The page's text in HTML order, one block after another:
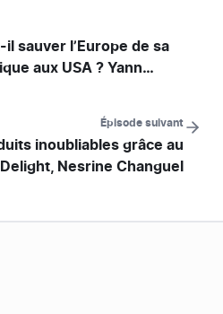
il sauver l’Europe de sa
aux USA ? Yann
Épisode suivant
inoubliables grâce au
Nesrine Changuel